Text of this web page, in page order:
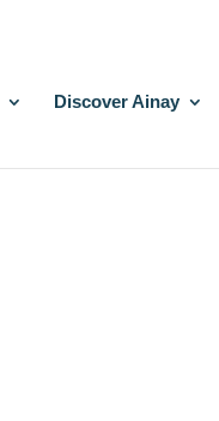
Discover Ainay